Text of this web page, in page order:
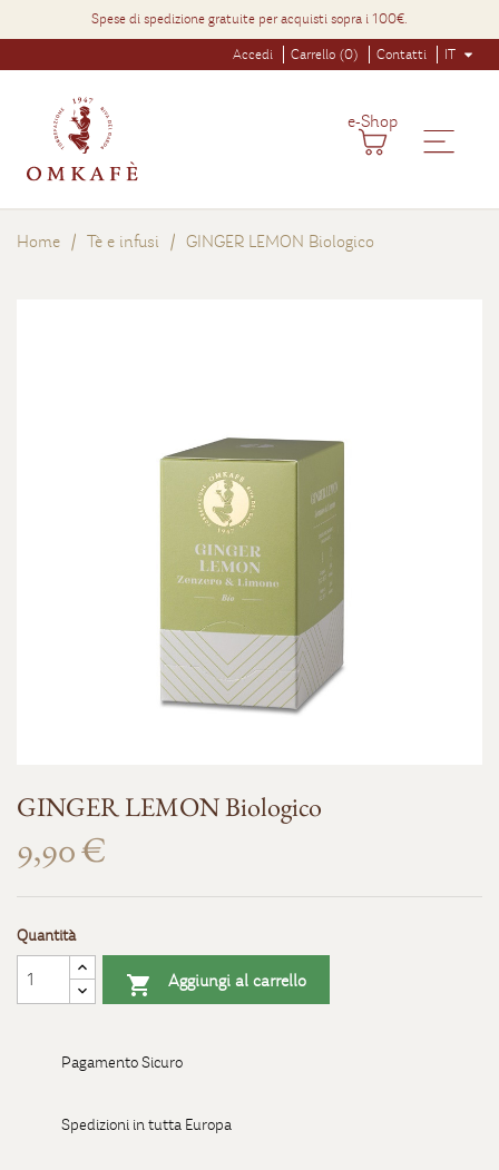
Spese di spedizione gratuite per acquisti sopra i 100€.
Accedi
Carrello (0) Contatti IT
e-Shop
Home Tè e infusi GINGER LEMON Biologico
GINGER LEMON Biologico
9,90 €
Quantità
 Aggiungi al carrello
Pagamento Sicuro
Spedizioni in tutta Europa